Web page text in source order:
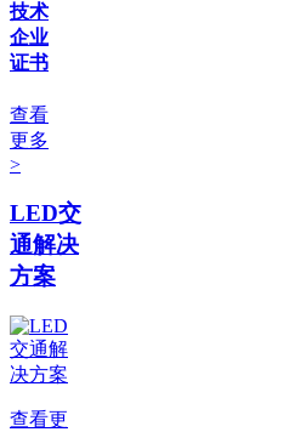
技术
企业
证书
查看
更多
>
LED交
通解决
方案
查看更